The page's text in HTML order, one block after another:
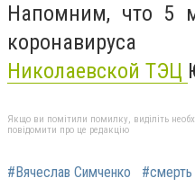
Напомним, что 5
Николаевской ТЭЦ
Якщо ви помітили помилку, виділіть
повідомити про це редакцію
#Вячеслав Симченко #смерть